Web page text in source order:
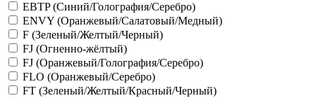
EBTP (Синий/Голография/Серебро)
ENVY (Оранжевый/Салатовый/Медный)
F (Зеленый/Желтый/Черный)
FJ (Огненно-жёлтый)
FJ (Оранжевый/Голография/Серебро)
FLO (Оранжевый/Серебро)
FT (Зеленый/Желтый/Красный/Черный)